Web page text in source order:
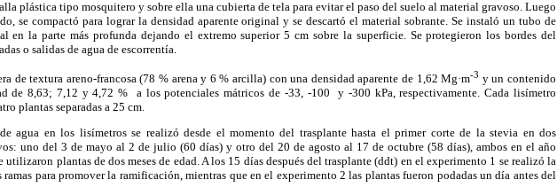
plástica tipo mosquitero y sobre ella una cubierta de tela para evitar el paso del suelo al material gravoso. Luego
se compactó para lograr la densidad aparente original y se descartó el material sobrante. Se instaló un tubo de
en la parte más profunda dejando el extremo superior 5 cm sobre la superficie. Se protegieron los bordes del
o salidas de agua de escorrentía.
de textura areno-francosa (78 % arena y 6 % arcilla) con una densidad aparente de 1,62 Mg·m-3 y un contenido
de 8,63; 7,12 y 4,72 % a los potenciales mátricos de -33, -100 y -300 kPa, respectivamente. Cada lisímetro
plantas separadas a 25 cm.
agua en los lisímetros se realizó desde el momento del trasplante hasta el primer corte de la stevia en dos
uno del 3 de mayo al 2 de julio (60 días) y otro del 20 de agosto al 17 de octubre (58 días), ambos en el año
utilizaron plantas de dos meses de edad. A los 15 días después del trasplante (ddt) en el experimento 1 se realizó la
ramas para promover la ramificación, mientras que en el experimento 2 las plantas fueron podadas un día antes del